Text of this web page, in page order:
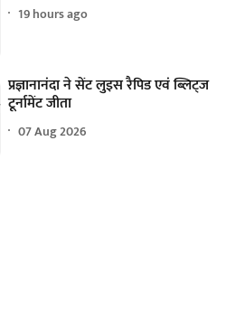
19 hours ago
प्रज्ञानानंदा ने सेंट लुइस रैपिड एवं ब्लिट्ज
टूर्नामेंट जीता
07 Aug 2026